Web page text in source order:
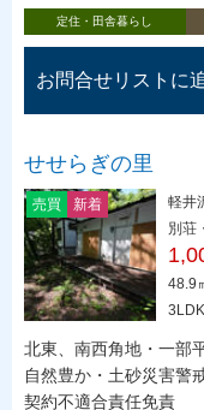
定住・田舎暮らし
お問合せリストに
せせらぎの里
売買 新着
軽井
別荘
48.9
3LDK
北東、南西角地・一部
自然豊か・土砂災害警
契約不適合責任免責